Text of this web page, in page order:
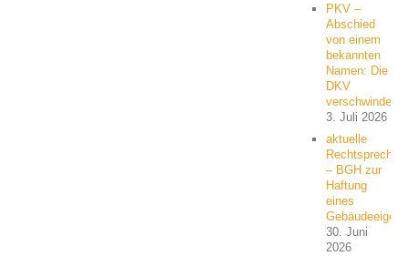
PKV –
Abschied
von einem
bekannten
Namen: Die
DKV
verschwindet
3. Juli 2026
aktuelle
– BGH zur
Haftung
eines
30. Juni
2026